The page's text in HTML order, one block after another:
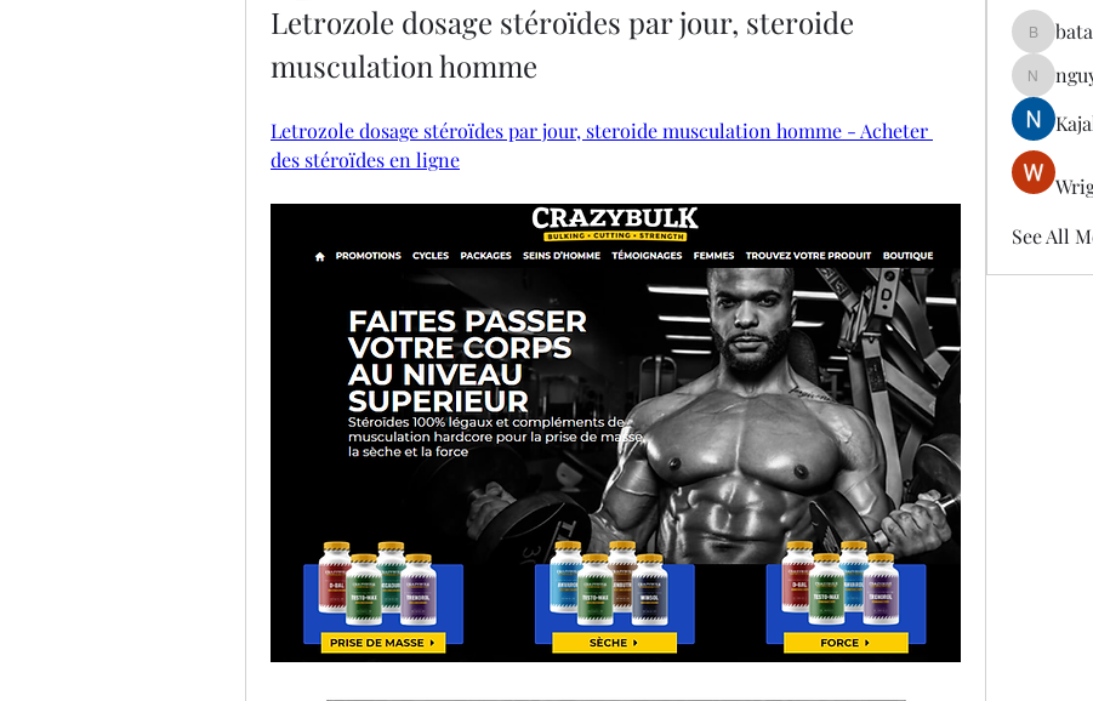
Letrozole dosage stéroïdes par jour, steroide
musculation homme
Letrozole dosage stéroïdes par jour, steroide musculation homme - Acheter
des stéroïdes en ligne
See All